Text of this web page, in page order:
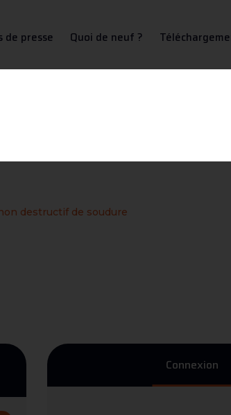
de presse Quoi de neuf ?
destructif de soudure
Connexion